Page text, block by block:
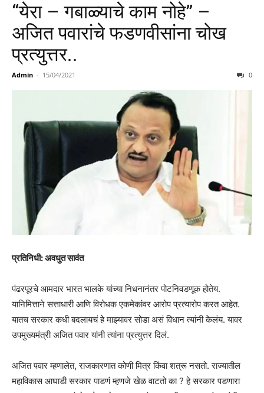
“येरा – गबाळ्याचे काम नोहे” –
अजित पवारांचे फडणवीसांना चोख
प्रत्युत्तर..
Admin - 15/04/2021 0
प्रतिनिधी: अवधुत सावंत
पंढरपूरचे आमदार भारत भालके यांच्या निधनानंतर पोटनिवडणूक होतेय.
यानिमित्ताने सत्ताधारी आणि विरोधक एकमेकांवर आरोप प्रत्यारोप करत आहेत.
यातच सरकार कधी बदलायचं हे माझ्यावर सोडा असं विधान त्यांनी केलंय. यावर
उपमुख्यमंत्री अजित पवार यांनी त्यांना प्रत्युत्तर दिलं.
अजित पवार म्हणालेत, राजकारणात कोणी मित्र किंवा शत्रू नसतो. राज्यातील
महाविकास आघाडी सरकार पाडणं म्हणजे खेळ वाटतो का ? हे सरकार पडणारा